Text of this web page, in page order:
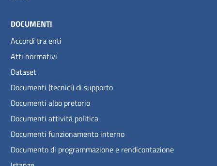
DOCUMENTI
Accordi tra enti
Atti normativi
Dataset
Documenti (tecnici) di supporto
Documenti albo pretorio
Documenti attività politica
Documenti funzionamento interno
Documento di programmazione e rendicontazione